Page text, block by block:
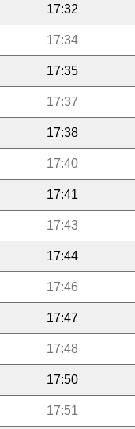
17:32
17:34
17:35
17:37
17:38
17:40
17:41
17:43
17:44
17:46
17:47
17:48
17:50
17:51